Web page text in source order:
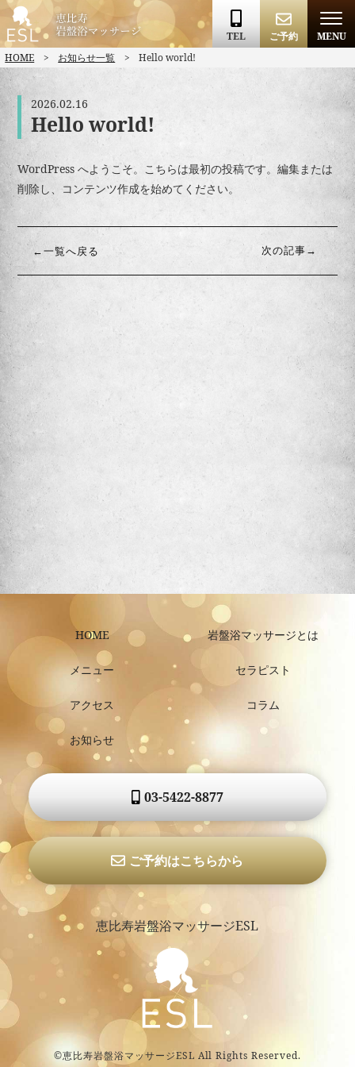
MENU
ご予約
TEL
HOME
お知らせ一覧 Hello world!
2026.02.16
Hello world!
WordPress へようこそ。こちらは最初の投稿です。編集または
削除し、コンテンツ作成を始めてください。
←一覧へ戻る 次の記事→
HOME 岩盤浴マッサージとは
メニュー セラピスト
アクセス コラム
お知らせ
03-5422-8877
ご予約はこちらから
恵比寿岩盤浴マッサージESL
©恵比寿岩盤浴マッサージESL All Rights Reserved.